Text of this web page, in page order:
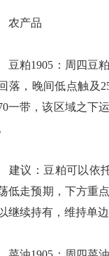
产品
粕1905：周四豆粕
落，晚间低点触及
一带，该区域之下
议：豆粕可以依托
低走预期，下方重
继续持有，维持单边